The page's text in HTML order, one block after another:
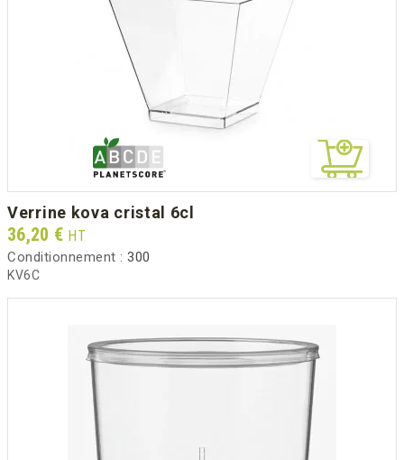
verrine kova cristal 6cl
Prix
36,20 € HT
Conditionnement : 300
KV6C